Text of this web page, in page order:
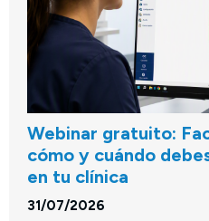
Webinar gratuito:
cómo y cuándo
en tu clínica
31/07/2026